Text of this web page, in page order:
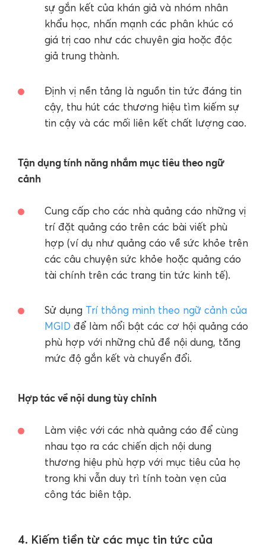
sự gắn kết của khán giả và nhóm nhân
khẩu học, nhấn mạnh các phân khúc có
giá trị cao như các chuyên gia hoặc độc
giả trung thành.
Định vị nền tảng là nguồn tin tức đáng tin
cậy, thu hút các thương hiệu tìm kiếm sự
tin cậy và các mối liên kết chất lượng cao.
Tận dụng tính năng nhắm mục tiêu theo ngữ
cảnh
Cung cấp cho các nhà quảng cáo những vị
trí đặt quảng cáo trên các bài viết phù
hợp (ví dụ như quảng cáo về sức khỏe trên
các câu chuyện sức khỏe hoặc quảng cáo
tài chính trên các trang tin tức kinh tế).
Sử dụng Trí thông minh theo ngữ cảnh của
MGID để làm nổi bật các cơ hội quảng cáo
phù hợp với những chủ đề nội dung, tăng
mức độ gắn kết và chuyển đổi.
Hợp tác về nội dung tùy chỉnh
Làm việc với các nhà quảng cáo để cùng
nhau tạo ra các chiến dịch nội dung
thương hiệu phù hợp với mục tiêu của họ
trong khi vẫn duy trì tính toàn vẹn của
công tác biên tập.
4. Kiếm tiền từ các mục tin tức của